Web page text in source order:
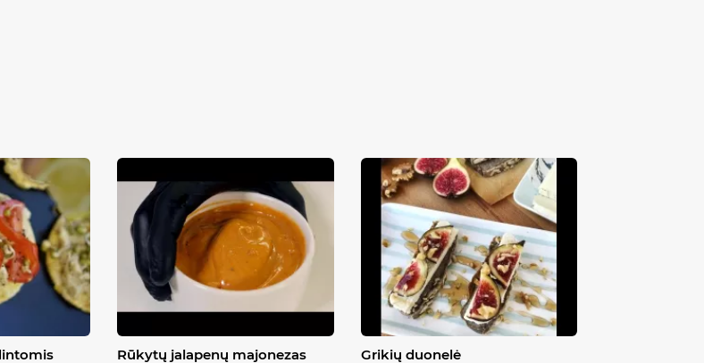
Rūkytų jalapenų majonezas Grikių duonelė